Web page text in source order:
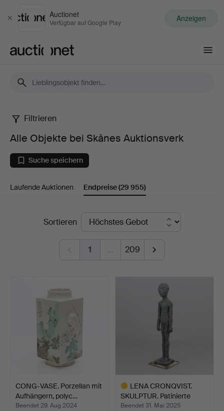
Schließen
Auctionet
Verfügbar auf Google Play Anzeigen
Alle
Objekte
bei
Skånes
Auktionsverk
Filtrieren
Alle Objekte bei Skånes Auktionsverk
Suche speichern
Laufende Auktionen Endpreise(29 955)
EndpreiseSortieren
1 … 209
CONG-VASE. Porzellan mit
Aufhängern, polyc…
Beendet 29. Aug 2024
LENA CRONQVIST.
SKULPTUR. Patinierte
Bronz…
Beendet 31. Mai 2025